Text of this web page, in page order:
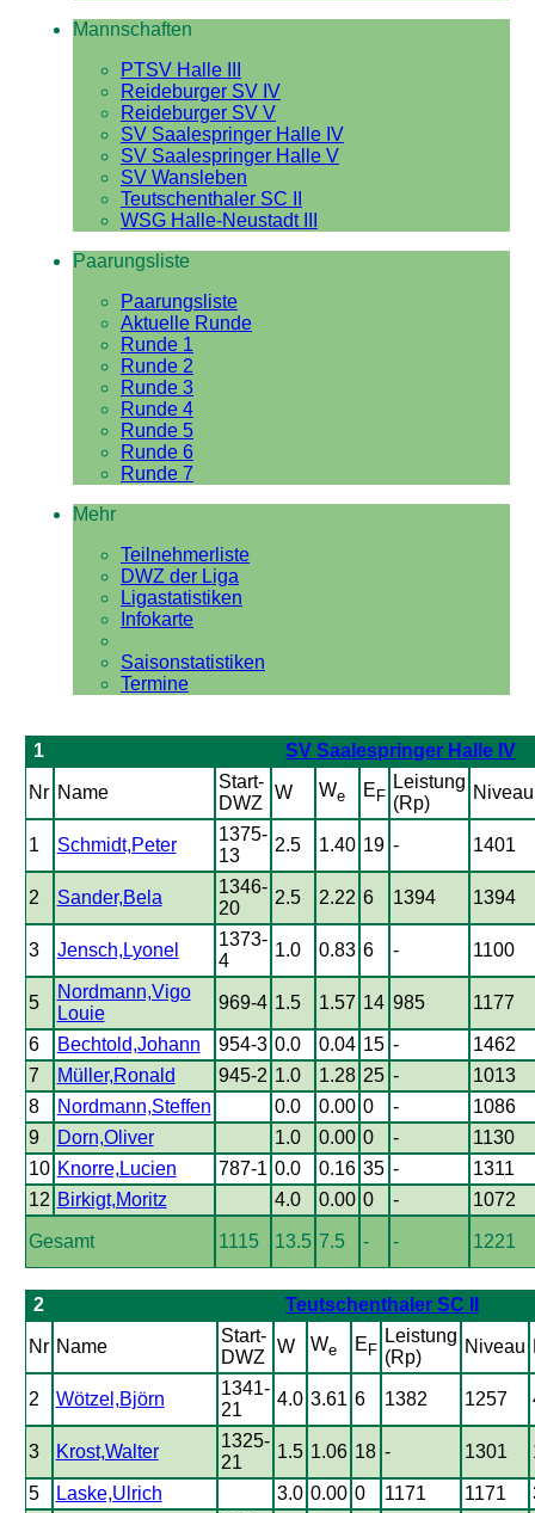
Mannschaften
PTSV Halle III
Reideburger SV IV
Reideburger SV V
SV Saalespringer Halle IV
SV Saalespringer Halle V
SV Wansleben
Teutschenthaler SC II
WSG Halle-Neustadt III
Paarungsliste
Paarungsliste
Aktuelle Runde
Runde 1
Runde 2
Runde 3
Runde 4
Runde 5
Runde 6
Runde 7
Mehr
Teilnehmerliste
DWZ der Liga
Ligastatistiken
Infokarte
Saisonstatistiken
Termine
1 SV Saalespringer Halle IV
Nr Name
Start-
DWZ
W We E F
Leistung
(Rp)
Niveau
1 Schmidt,Peter
1375-
13
2.5 1.40 19 - 1401
2 Sander,Bela
1346-
20
2.5 2.22 6 1394 1394
3 Jensch,Lyonel
1373-
4
1.0 0.83 6 - 1100
5
Nordmann,Vigo
Louie
969-4 1.5 1.57 14 985 1177
6 Bechtold,Johann 954-3 0.0 0.04 15 -
1462
7
Müller,Ronald 945-2 1.0 1.28 25 -
1013
8
Nordmann,Steffen 0.0 0.00 0 -
1086
9
Dorn,Oliver 1.0 0.00 0 -
1130
10 Knorre,Lucien 787-1 0.0 0.16 35 -
1311
12 Birkigt,Moritz 4.0 0.00 0 - 1072
Gesamt 1115 13.5 7.5 - - 1221
2 Teutschenthaler SC II
Nr Name
Start-
DWZ
W We E F
Leistung
(Rp)
Niveau
2 Wötzel,Björn
1341-
21
4.0 3.61 6 1382 1257
3 Krost,Walter
1325-
21
1.5 1.06 18 - 1301
5 Laske,Ulrich 3.0 0.00 0 1171 1171